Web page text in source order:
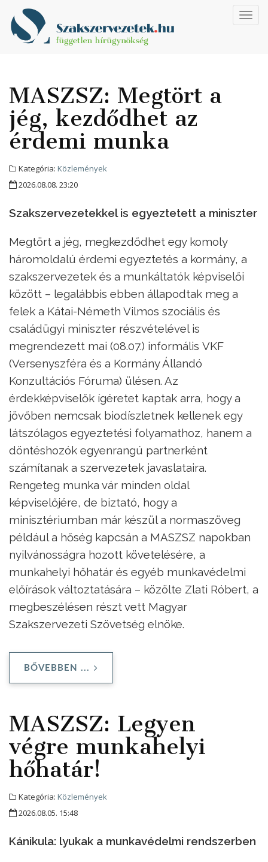
MASZSZ: Megtört a
jég, kezdődhet az
érdemi munka
Kategória: Közlemények
2026.08.08. 23:20
Szakszervezetekkel is egyeztetett a miniszter
Megtört a jég, megkezdődhet egy komoly
háromoldalú érdemi egyeztetés a kormány, a
szakszervezetek és a munkáltatók képviselői
között – legalábbis ebben állapodtak meg a
felek a Kátai-Németh Vilmos szociális és
családügyi miniszter részvételével is
megrendezett mai (08.07.) informális VKF
(Versenyszféra és a Kormány Állandó
Konzultációs Fóruma) ülésen. Az
érdekképviselők ígéretet kaptak arra, hogy a
jövőben nemcsak biodíszletnek kellenek egy
látszólagos egyeztetési folyamathoz, hanem a
döntéshozók egyenrangú partnerként
számítanak a szervezetek javaslataira.
Rengeteg munka vár minden oldal
képviselőjére, de biztató, hogy a
minisztériumban már készül a normaszöveg
például a hőség kapcsán a MASZSZ napokban
nyilvánosságra hozott követelésére, a
munkahelyi hőhatár és egyéb munkavédelmi
előírások változtatására – közölte Zlati Róbert, a
megbeszélésen részt vett Magyar
Szakszervezeti Szövetség elnöke.
BŐVEBBEN ...
MASZSZ: Legyen
végre munkahelyi
hőhatár!
Kategória: Közlemények
2026.08.05. 15:48
Kánikula: lyukak a munkavédelmi rendszerben